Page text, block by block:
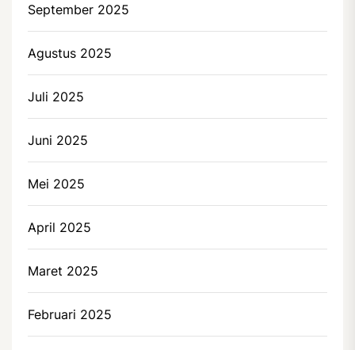
September 2025
Agustus 2025
Juli 2025
Juni 2025
Mei 2025
April 2025
Maret 2025
Februari 2025